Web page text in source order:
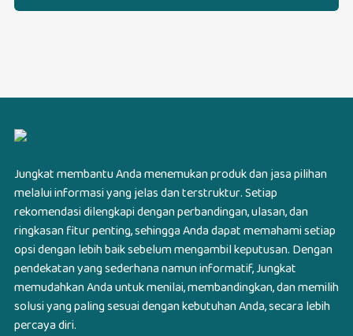
Jungkat membantu Anda menemukan produk dan jasa pilihan
melalui informasi yang jelas dan terstruktur. Setiap
rekomendasi dilengkapi dengan perbandingan, ulasan, dan
ringkasan fitur penting, sehingga Anda dapat memahami setiap
opsi dengan lebih baik sebelum mengambil keputusan. Dengan
pendekatan yang sederhana namun informatif, Jungkat
memudahkan Anda untuk menilai, membandingkan, dan memilih
solusi yang paling sesuai dengan kebutuhan Anda, secara lebih
percaya diri.